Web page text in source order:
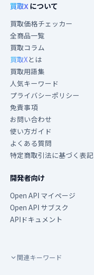
買取Xについて
買取価格チェッカー
全商品一覧
買取コラム
買取Xとは
買取用語集
人気キーワード
プライバシーポリシー
免責事項
お問い合わせ
使い方ガイド
よくある質問
特定商取引法に基づく表記
開発者向け
Open API マイページ
Open API サブスク
APIドキュメント
関連キーワード